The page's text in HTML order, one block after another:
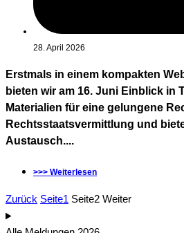
28. April 2026
Erstmals in einem kompakten
bieten wir am 16. Juni Einblick in
Materialien für eine gelungene
Rechtsstaatsvermittlung und
Austausch....
>>> Weiterlesen
Zurück Seite1 Seite2 Weiter